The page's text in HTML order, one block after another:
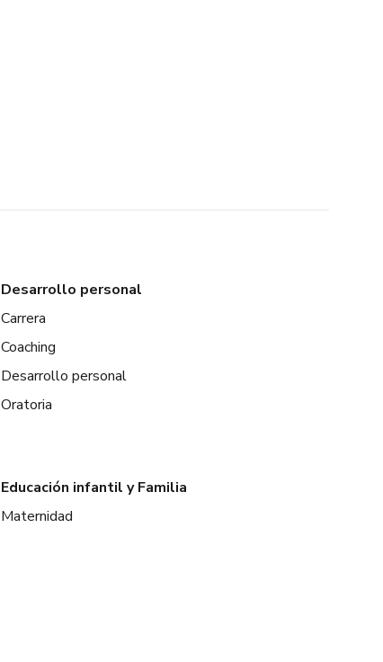
Desarrollo personal
Carrera
Coaching
Desarrollo personal
Oratoria
Educación infantil y Familia
Maternidad